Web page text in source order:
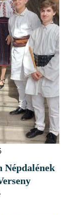
Népdalének